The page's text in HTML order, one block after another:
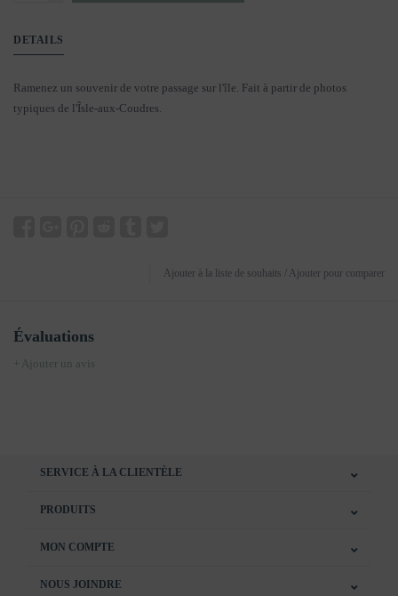
DETAILS
Ramenez un souvenir de votre passage sur l'île. Fait à partir de photos
typiques de l'Îsle-aux-Coudres.
Ajouter à la liste de souhaits Ajouter pour comparer
Évaluations
+ Ajouter un avis
SERVICE À LA CLIENTÈLE
PRODUITS
MON COMPTE
NOUS JOINDRE